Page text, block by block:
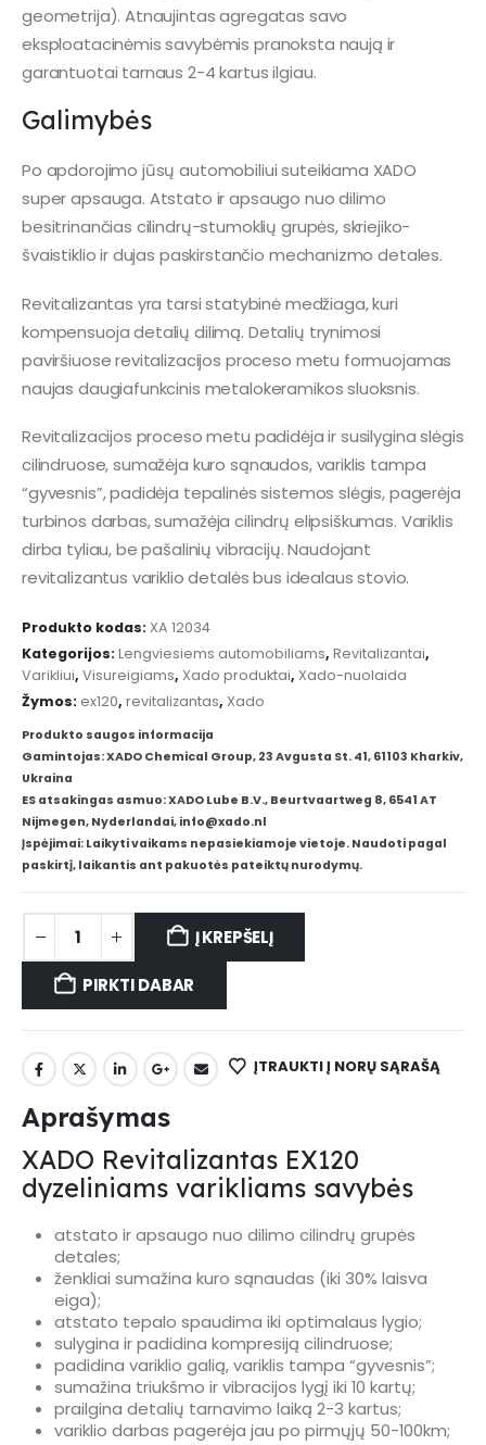
geometrija). Atnaujintas agregatas savo
eksploatacinėmis savybėmis pranoksta naują ir
garantuotai tarnaus 2-4 kartus ilgiau.
Galimybės
Po apdorojimo jūsų automobiliui suteikiama XADO
super apsauga. Atstato ir apsaugo nuo dilimo
besitrinančias cilindrų-stumoklių grupės, skriejiko-
švaistiklio ir dujas paskirstančio mechanizmo detales.
Revitalizantas yra tarsi statybinė medžiaga, kuri
kompensuoja detalių dilimą. Detalių trynimosi
paviršiuose revitalizacijos proceso metu formuojamas
naujas daugiafunkcinis metalokeramikos sluoksnis.
Revitalizacijos proceso metu padidėja ir susilygina slėgis
cilindruose, sumažėja kuro sąnaudos, variklis tampa
“gyvesnis”, padidėja tepalinės sistemos slėgis, pagerėja
turbinos darbas, sumažėja cilindrų elipsiškumas. Variklis
dirba tyliau, be pašalinių vibracijų. Naudojant
revitalizantus variklio detalės bus idealaus stovio.
Produkto kodas: XA 12034
Kategorijos: Lengviesiems automobiliams, Revitalizantai,
Varikliui, Visureigiams, Xado produktai, Xado-nuolaida
Žymos: ex120, revitalizantas, Xado
Produkto saugos informacija
Gamintojas: XADO Chemical Group, 23 Avgusta St. 41, 61103 Kharkiv,
Ukraina
ES atsakingas asmuo: XADO Lube B.V., Beurtvaartweg 8, 6541 AT
Nijmegen, Nyderlandai, info@xado.nl
Įspėjimai: Laikyti vaikams nepasiekiamoje vietoje. Naudoti pagal
paskirtį, laikantis ant pakuotės pateiktų nurodymų.
Į KREPŠELĮ
PIRKTI DABAR
ĮTRAUKTI Į NORŲ SĄRAŠĄ
Aprašymas
XADO Revitalizantas EX120
dyzeliniams varikliams savybės
atstato ir apsaugo nuo dilimo cilindrų grupės
detales;
ženkliai sumažina kuro sąnaudas (iki 30% laisva
eiga);
atstato tepalo spaudima iki optimalaus lygio;
sulygina ir padidina kompresiją cilindruose;
padidina variklio galią, variklis tampa “gyvesnis”;
sumažina triukšmo ir vibracijos lygį iki 10 kartų;
prailgina detalių tarnavimo laiką 2-3 kartus;
variklio darbas pagerėja jau po pirmųjų 50-100km;